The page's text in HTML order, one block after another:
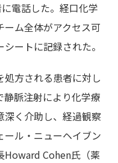
電話した。経口化学
ム全体がアクセス可
ートに記録された。
処方される患者に対し
脈注射により化学療
深く介助し、経過観察
ール・ニューヘイブン
Howard Cohen氏（薬